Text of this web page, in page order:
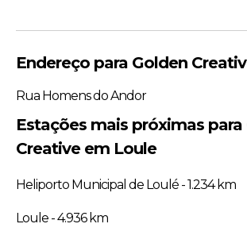
Endereço para Golden
Rua Homens do Andor
Estações mais próximas para
Creative em Loule
Heliporto Municipal de Loulé - 1.234 km
Loule - 4.936 km